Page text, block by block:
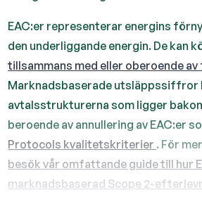
EAC:er representerar energins
den underliggande energin. De kan
tillsammans med eller oberoende av
Marknadsbaserade utsläppssiffror
avtalsstrukturerna som ligger
beroende av annullering av EAC:er
Protocols kvalitetskriterier . För
besök vår omfattande guide till hur
marknadsbaserad Scope 2-